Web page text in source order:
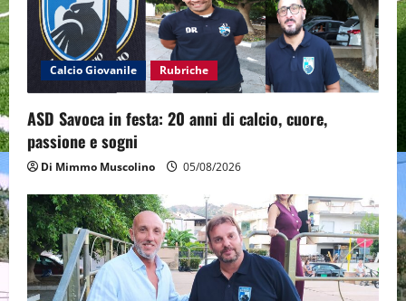
n
Calcio Giovanile Rubriche
ASD Savoca in festa: 20 anni di calcio, cuore,
passione e sogni
Di Mimmo Muscolino 05/08/2026